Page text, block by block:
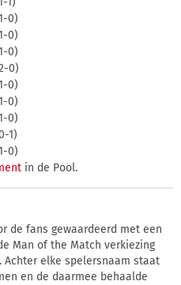
0)
0)
0)
0)
0)
0)
0)
1)
0)
in de Pool.
de fans gewaardeerd met een
Man of the Match verkiezing
Achter elke spelersnaam staat
en de daarmee behaalde